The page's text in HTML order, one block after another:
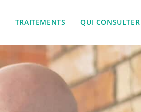
TRAITEMENTS QUI CONSULTER